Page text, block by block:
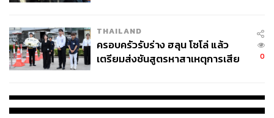
THAILAND
ครอบครัวรับร่าง ฮลุน โซโล่ แล้ว
เตรียมส่งชันสูตรหาสาเหตุการเสีย
0